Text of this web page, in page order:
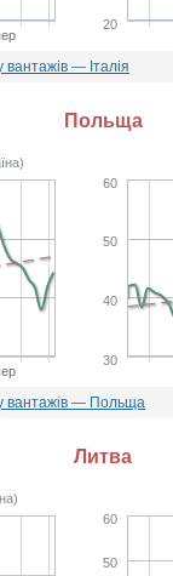
20
вантажів — Італія
Польща
30
40
50
60
вантажів — Польща
Литва
50
60